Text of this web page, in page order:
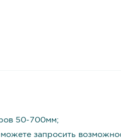
50-700мм;
запросить